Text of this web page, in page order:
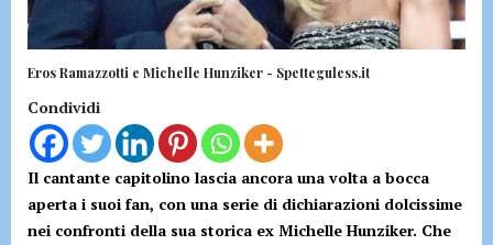
Eros Ramazzotti e Michelle Hunziker - Spetteguless.it
Condividi
Il cantante capitolino lascia ancora una volta a bocca
aperta i suoi fan, con una serie di dichiarazioni dolcissime
nei confronti della sua storica ex Michelle Hunziker. Che